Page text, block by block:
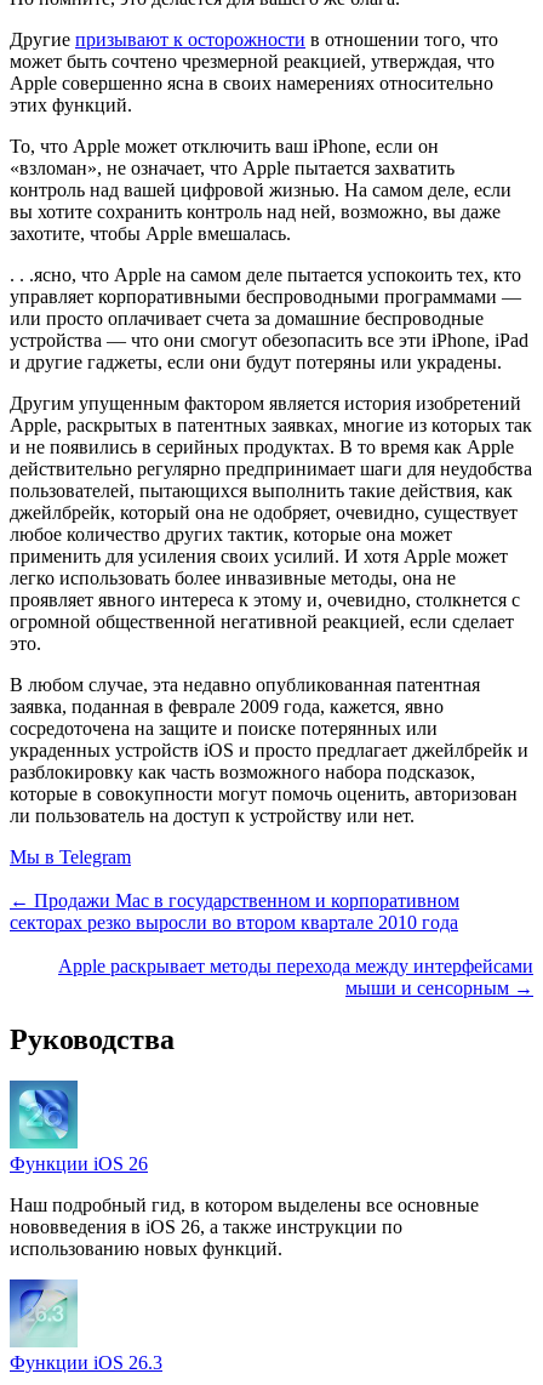
Другие призывают к осторожности в отношении того, что
может быть сочтено чрезмерной реакцией, утверждая, что
Apple совершенно ясна в своих намерениях относительно
этих функций.
То, что Apple может отключить ваш iPhone, если он
«взломан», не означает, что Apple пытается захватить
контроль над вашей цифровой жизнью. На самом деле, если
вы хотите сохранить контроль над ней, возможно, вы даже
захотите, чтобы Apple вмешалась.
. . .ясно, что Apple на самом деле пытается успокоить тех, кто
управляет корпоративными беспроводными программами —
или просто оплачивает счета за домашние беспроводные
устройства — что они смогут обезопасить все эти iPhone, iPad
и другие гаджеты, если они будут потеряны или украдены.
Другим упущенным фактором является история изобретений
Apple, раскрытых в патентных заявках, многие из которых так
и не появились в серийных продуктах. В то время как Apple
действительно регулярно предпринимает шаги для неудобства
пользователей, пытающихся выполнить такие действия, как
джейлбрейк, который она не одобряет, очевидно, существует
любое количество других тактик, которые она может
применить для усиления своих усилий. И хотя Apple может
легко использовать более инвазивные методы, она не
проявляет явного интереса к этому и, очевидно, столкнется с
огромной общественной негативной реакцией, если сделает
это.
В любом случае, эта недавно опубликованная патентная
заявка, поданная в феврале 2009 года, кажется, явно
сосредоточена на защите и поиске потерянных или
украденных устройств iOS и просто предлагает джейлбрейк и
разблокировку как часть возможного набора подсказок,
которые в совокупности могут помочь оценить, авторизован
ли пользователь на доступ к устройству или нет.
Мы в Telegram
← Продажи Mac в государственном и корпоративном
секторах резко выросли во втором квартале 2010 года
Apple раскрывает методы перехода между интерфейсами
мыши и сенсорным →
Руководства
Функции iOS 26
Наш подробный гид, в котором выделены все основные
нововведения в iOS 26, а также инструкции по
использованию новых функций.
Функции iOS 26.3